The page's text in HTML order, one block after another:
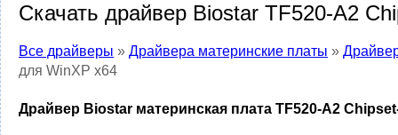
Скачать драйвер Biostar TF520-A2
Все драйверы » Драйвера материнские платы »
для WinXP x64
Драйвер Biostar материнская плата TF520-A2